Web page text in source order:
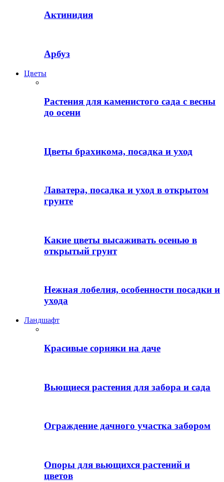
Актинидия
Арбуз
Цветы
Растения для каменистого сада с весны
до осени
Цветы брахикома, посадка и уход
Лаватера, посадка и уход в открытом
грунте
Какие цветы высаживать осенью в
открытый грунт
Нежная лобелия, особенности посадки и
ухода
Ландшафт
Красивые сорняки на даче
Вьющиеся растения для забора и сада
Ограждение дачного участка забором
Опоры для вьющихся растений и
цветов